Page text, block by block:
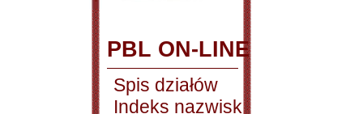
PBL ON-LINE
Spis działów
Indeks nazwisk